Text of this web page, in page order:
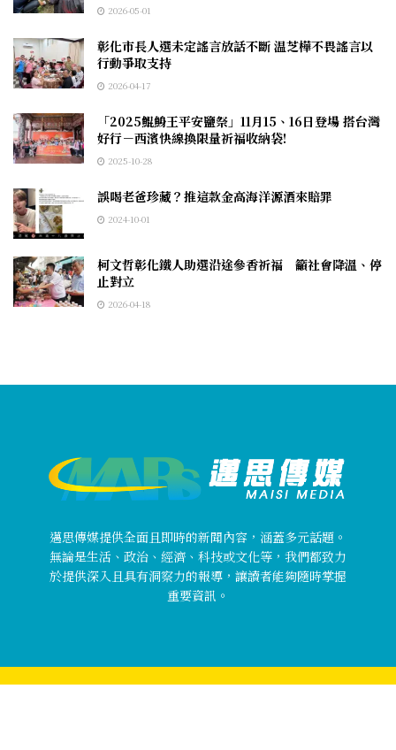
2026-05-01
彰化市長人選未定謠言放話不斷 温芝樺不畏謠言以
行動爭取支持
2026-04-17
「2025鯤鯓王平安鹽祭」11月15、16日登場 搭台灣
好行－西濱快線換限量祈福收納袋!
2025-10-28
誤喝老爸珍藏？推這款金高海洋源酒來賠罪
2024-10-01
柯文哲彰化鐵人助選沿途參香祈福 籲社會降溫、停
止對立
2026-04-18
邁思傳媒提供全面且即時的新聞內容，涵蓋多元話題。
無論是生活、政治、經濟、科技或文化等，我們都致力
於提供深入且具有洞察力的報導，讓讀者能夠隨時掌握
重要資訊。